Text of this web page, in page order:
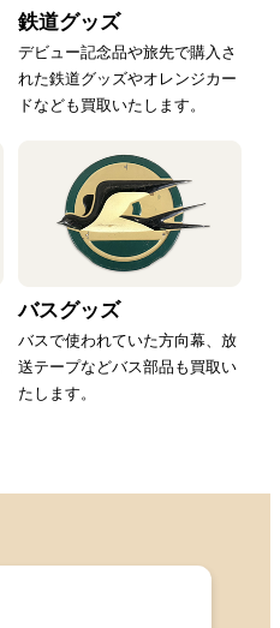
鉄道グッズ
デビュー記念品や旅先で購入さ
れた鉄道グッズやオレンジカー
ドなども買取いたします。
バスグッズ
バスで使われていた方向幕、放
送テープなどバス部品も買取い
たします。